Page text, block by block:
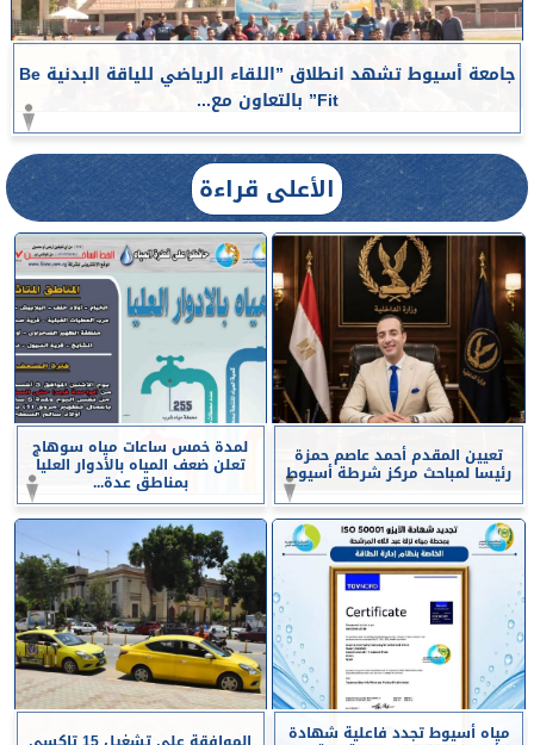
جامعة أسيوط تشهد انطلاق ”اللقاء الرياضي للياقة البدنية Be
Fit” بالتعاون مع...
الأعلى قراءة
تعيين المقدم أحمد عاصم حمزة
رئيسا لمباحث مركز شرطة أسيوط
لمدة خمس ساعات مياه سوهاج
تعلن ضعف المياه بالأدوار العليا
بمناطق عدة...
مياه أسيوط تجدد فاعلية شهادة